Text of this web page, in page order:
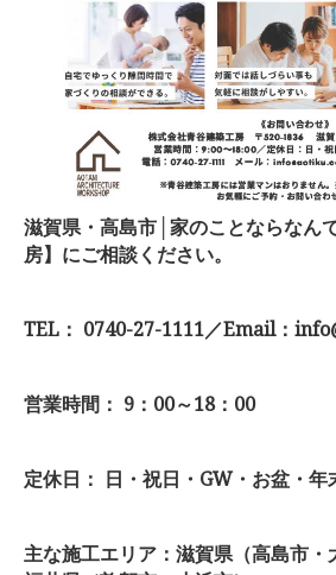
お問い合わせ
滋賀県・高島市│家のことならなん
房】にご相談ください。
TEL： 0740-27-1111／Email：
営業時間： 9：00～18：00
定休日： 日・祝日・GW・お盆・年
主な施工エリア：滋賀県（高島市・